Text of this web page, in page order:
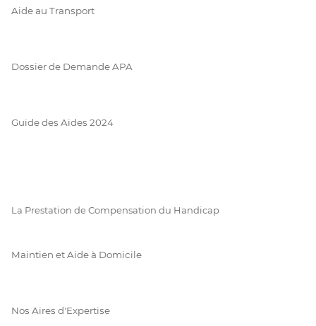
Aide au Transport
Dossier de Demande APA
Guide des Aides 2024
La Prestation de Compensation du Handicap
Maintien et Aide à Domicile
Nos Aires d'Expertise